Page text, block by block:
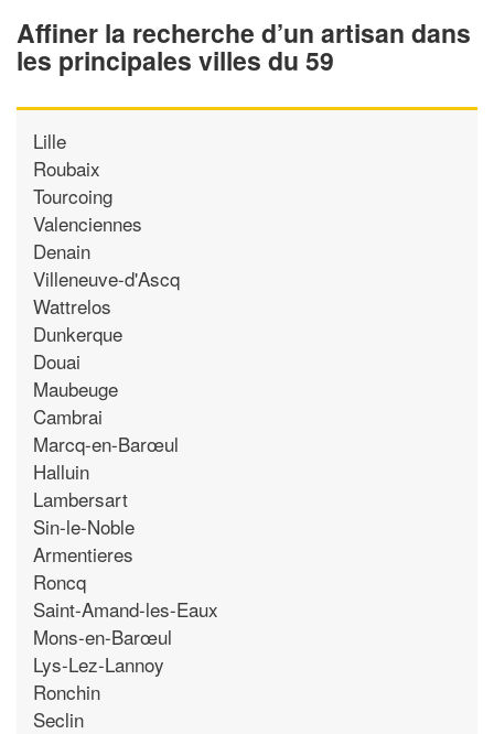
Affiner la recherche d’un artisan dans
les principales villes du 59
Lille
Roubaix
Tourcoing
Valenciennes
Denain
Villeneuve-d'Ascq
Wattrelos
Dunkerque
Douai
Maubeuge
Cambrai
Marcq-en-Barœul
Halluin
Lambersart
Sin-le-Noble
Armentieres
Roncq
Saint-Amand-les-Eaux
Mons-en-Barœul
Lys-Lez-Lannoy
Ronchin
Seclin